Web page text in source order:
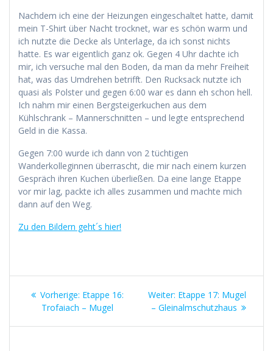
Nachdem ich eine der Heizungen eingeschaltet hatte, damit
mein T-Shirt über Nacht trocknet, war es schön warm und
ich nutzte die Decke als Unterlage, da ich sonst nichts
hatte. Es war eigentlich ganz ok. Gegen 4 Uhr dachte ich
mir, ich versuche mal den Boden, da man da mehr Freiheit
hat, was das Umdrehen betrifft. Den Rucksack nutzte ich
quasi als Polster und gegen 6:00 war es dann eh schon hell.
Ich nahm mir einen Bergsteigerkuchen aus dem
Kühlschrank – Mannerschnitten – und legte entsprechend
Geld in die Kassa.
Gegen 7:00 wurde ich dann von 2 tüchtigen
Wanderkolleginnen überrascht, die mir nach einem kurzen
Gespräch ihren Kuchen überließen. Da eine lange Etappe
vor mir lag, packte ich alles zusammen und machte mich
dann auf den Weg.
Zu den Bildern geht´s hier!
Beitragsnavigation
Vorherige: Vorheriger
Beitrag:
Etappe 16:
Trofaiach – Mugel
Weiter: Nächster
Beitrag:
Etappe 17: Mugel
– Gleinalmschutzhaus